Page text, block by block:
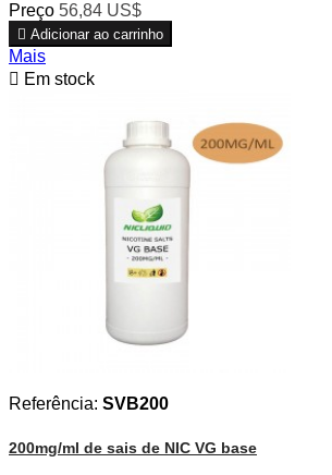
Preço 56,84 US$
 Adicionar ao carrinho
Mais
 Em stock
Referência: SVB200
200mg/ml de sais de NIC VG base